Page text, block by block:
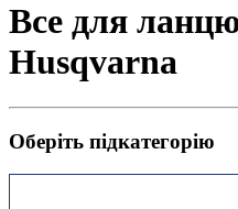
Все для
Husqvarna
Оберіть підкатегорію